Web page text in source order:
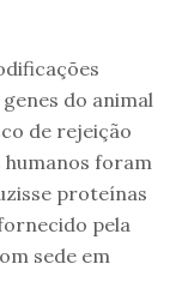
do animal
de rejeição
humanos foram
proteínas
pela
sede em